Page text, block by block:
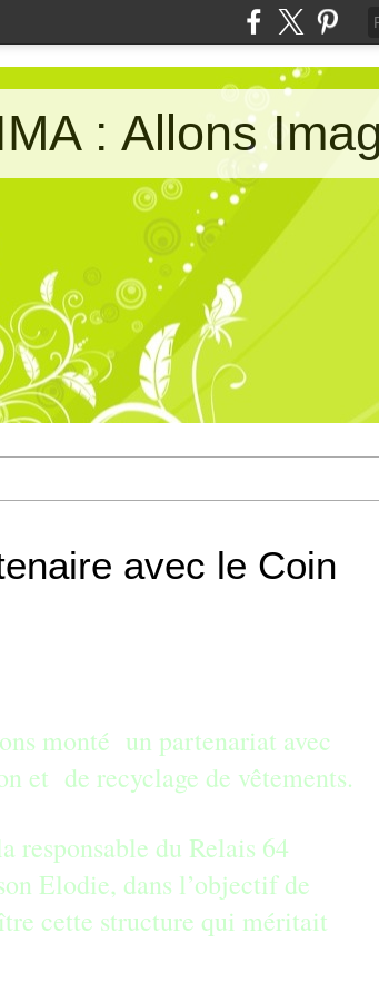
avec le Coin
monté un partenariat avec
et de recyclage de vêtements.
responsable du Relais 64
Elodie, dans l’objectif de
cette structure qui méritait